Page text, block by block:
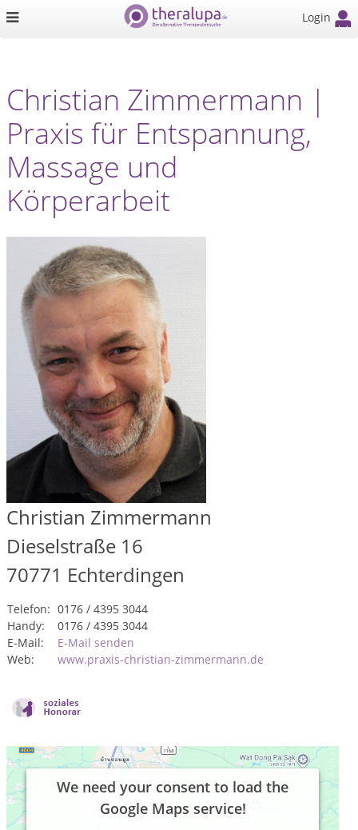
Login
Christian Zimmermann |
Praxis für Entspannung,
Massage und
Körperarbeit
Christian Zimmermann
Dieselstraße 16
70771 Echterdingen
Telefon: 0176 / 4395 3044
Handy:
0176 / 4395 3044
E-Mail:
E-Mail senden
Web:
www.praxis-christian-zimmermann.de
We need your consent to load the
Google Maps service!